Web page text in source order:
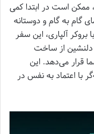
ممکن است در ابتدا کمی
گام به گام و دوستانه
بروکر آلپاری، این سفر
دلنشین از ساخت
قرار می‌دهد. این
با اعتماد به نفس در